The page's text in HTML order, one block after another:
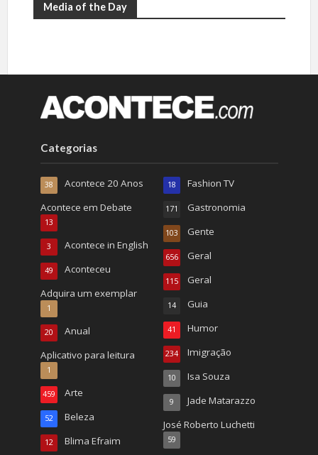
Media of the Day
Categorias
Acontece 20 Anos
38
Acontece em Debate
13
Acontece in English
3
Aconteceu
49
Adquira um exemplar
1
Anual
20
Aplicativo para leitura
1
Arte
459
Beleza
52
Blima Efraim
12
Fashion TV
18
Gastronomia
171
Gente
103
Geral
656
Geral
115
Guia
14
Humor
41
Imigração
234
Isa Souza
10
Jade Matarazzo
9
José Roberto Luchetti
59